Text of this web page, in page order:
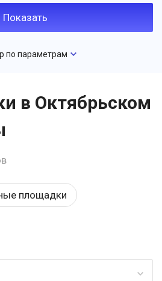
по параметрам
в Октябрьском
площадки
Комфорт